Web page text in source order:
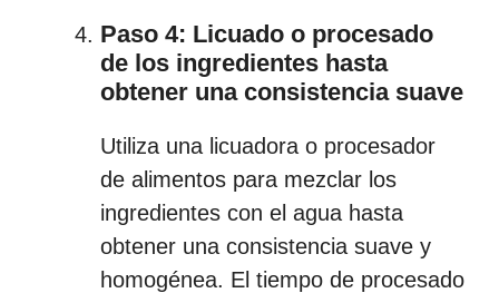
Paso 4: Licuado o procesado
de los ingredientes hasta
obtener una consistencia suave
Utiliza una licuadora o procesador
de alimentos para mezclar los
ingredientes con el agua hasta
obtener una consistencia suave y
homogénea. El tiempo de procesado